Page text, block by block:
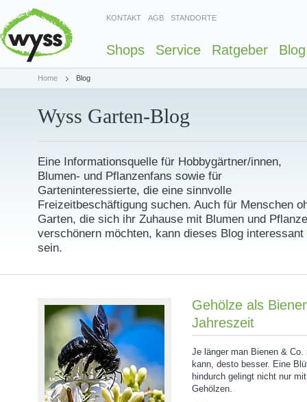
KONTAKT AGB STANDORTE
Shops Service Ratgeber Blog
Home Blog
Wyss Garten-Blog
Eine Informationsquelle für Hobbygärtner/innen,
Blumen- und Pflanzenfans sowie für
Garteninteressierte, die eine sinnvolle
Freizeitbeschäftigung suchen. Auch für Menschen
Garten, die sich ihr Zuhause mit Blumen und
verschönern möchten, kann dieses Blog interessant
sein.
Gehölze als
Jahreszeit
Je länger man Bienen &
kann, desto besser. Eine
hindurch gelingt nicht nur
Gehölzen.